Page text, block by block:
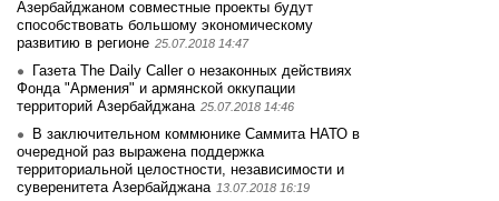
Азербайджаном совместные проекты будут
способствовать большому экономическому
развитию в регионе 25.07.2018 14:47
Газета The Daily Caller о незаконных действиях
Фонда "Армения" и армянской оккупации
территорий Азербайджана 25.07.2018 14:46
В заключительном коммюнике Саммита НАТО в
очередной раз выражена поддержка
территориальной целостности, независимости и
суверенитета Азербайджана 13.07.2018 16:19